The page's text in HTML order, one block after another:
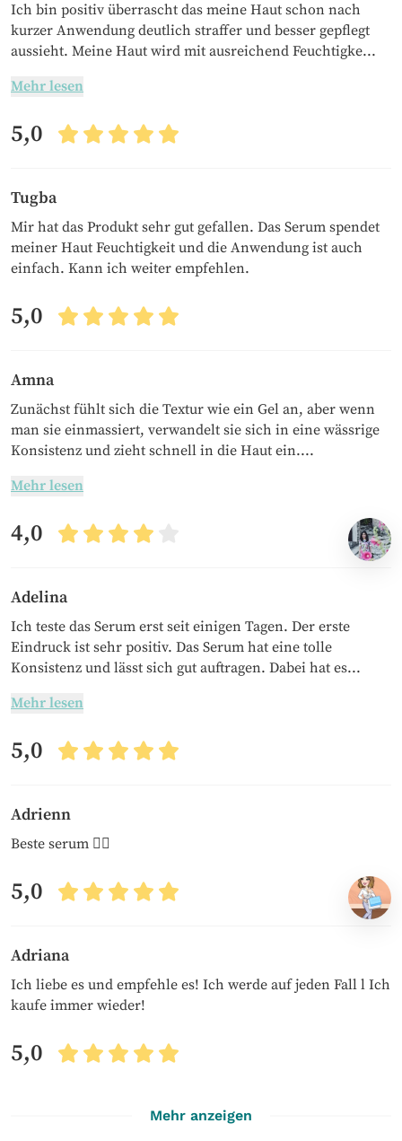
Ich bin positiv überrascht das meine Haut schon nach
kurzer Anwendung deutlich straffer und besser gepflegt
aussieht. Meine Haut wird mit ausreichend Feuchtigke...
Mehr lesen
5,0
Tugba
Mir hat das Produkt sehr gut gefallen. Das Serum spendet
meiner Haut Feuchtigkeit und die Anwendung ist auch
einfach. Kann ich weiter empfehlen.
5,0
Amna
Zunächst fühlt sich die Textur wie ein Gel an, aber wenn
man sie einmassiert, verwandelt sie sich in eine wässrige
Konsistenz und zieht schnell in die Haut ein....
Mehr lesen
4,0
Adelina
Ich teste das Serum erst seit einigen Tagen. Der erste
Eindruck ist sehr positiv. Das Serum hat eine tolle
Konsistenz und lässt sich gut auftragen. Dabei hat es...
Mehr lesen
5,0
Adrienn
Beste serum 👌🏻
5,0
Adriana
Ich liebe es und empfehle es! Ich werde auf jeden Fall l Ich
kaufe immer wieder!
5,0
Mehr anzeigen